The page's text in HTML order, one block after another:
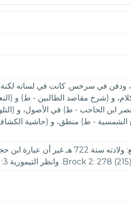
ودفن في سرخس. كانت في لسانه
و (شرح مقاصد الطالبين - ط) و
ابن الحاجب - ط) في الأصول، و
- ط) منطق، و (حاشية
الأعلام 7: 219& بغية الوعاة 391 ومفتاح السعادة 1: 165 والدرر الكامنة 4: 350 وآداب اللغة 3: 235